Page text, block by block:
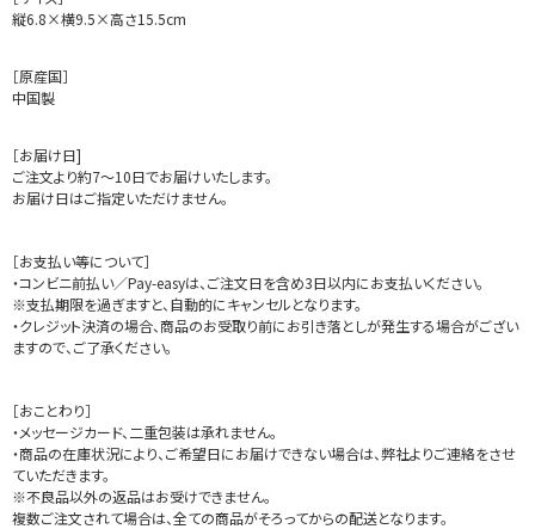
縦6.8×横9.5×高さ15.5cm
［原産国］
中国製
［お届け日]
ご注文より約7～10日でお届けいたします。
お届け日はご指定いただけません。
［お支払い等について］
・コンビニ前払い／Pay-easyは、ご注文日を含め3日以内にお支払いください。
※支払期限を過ぎますと、自動的にキャンセルとなります。
・クレジット決済の場合、商品のお受取り前にお引き落としが発生する場合がござい
ますので、ご了承ください。
［おことわり］
・メッセージカード、二重包装は承れません。
・商品の在庫状況により、ご希望日にお届けできない場合は、弊社よりご連絡をさせ
ていただきます。
※不良品以外の返品はお受けできません。
複数ご注文されて場合は、全ての商品がそろってからの配送となります。